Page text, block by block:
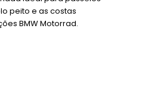
peito e as costas
BMW Motorrad.